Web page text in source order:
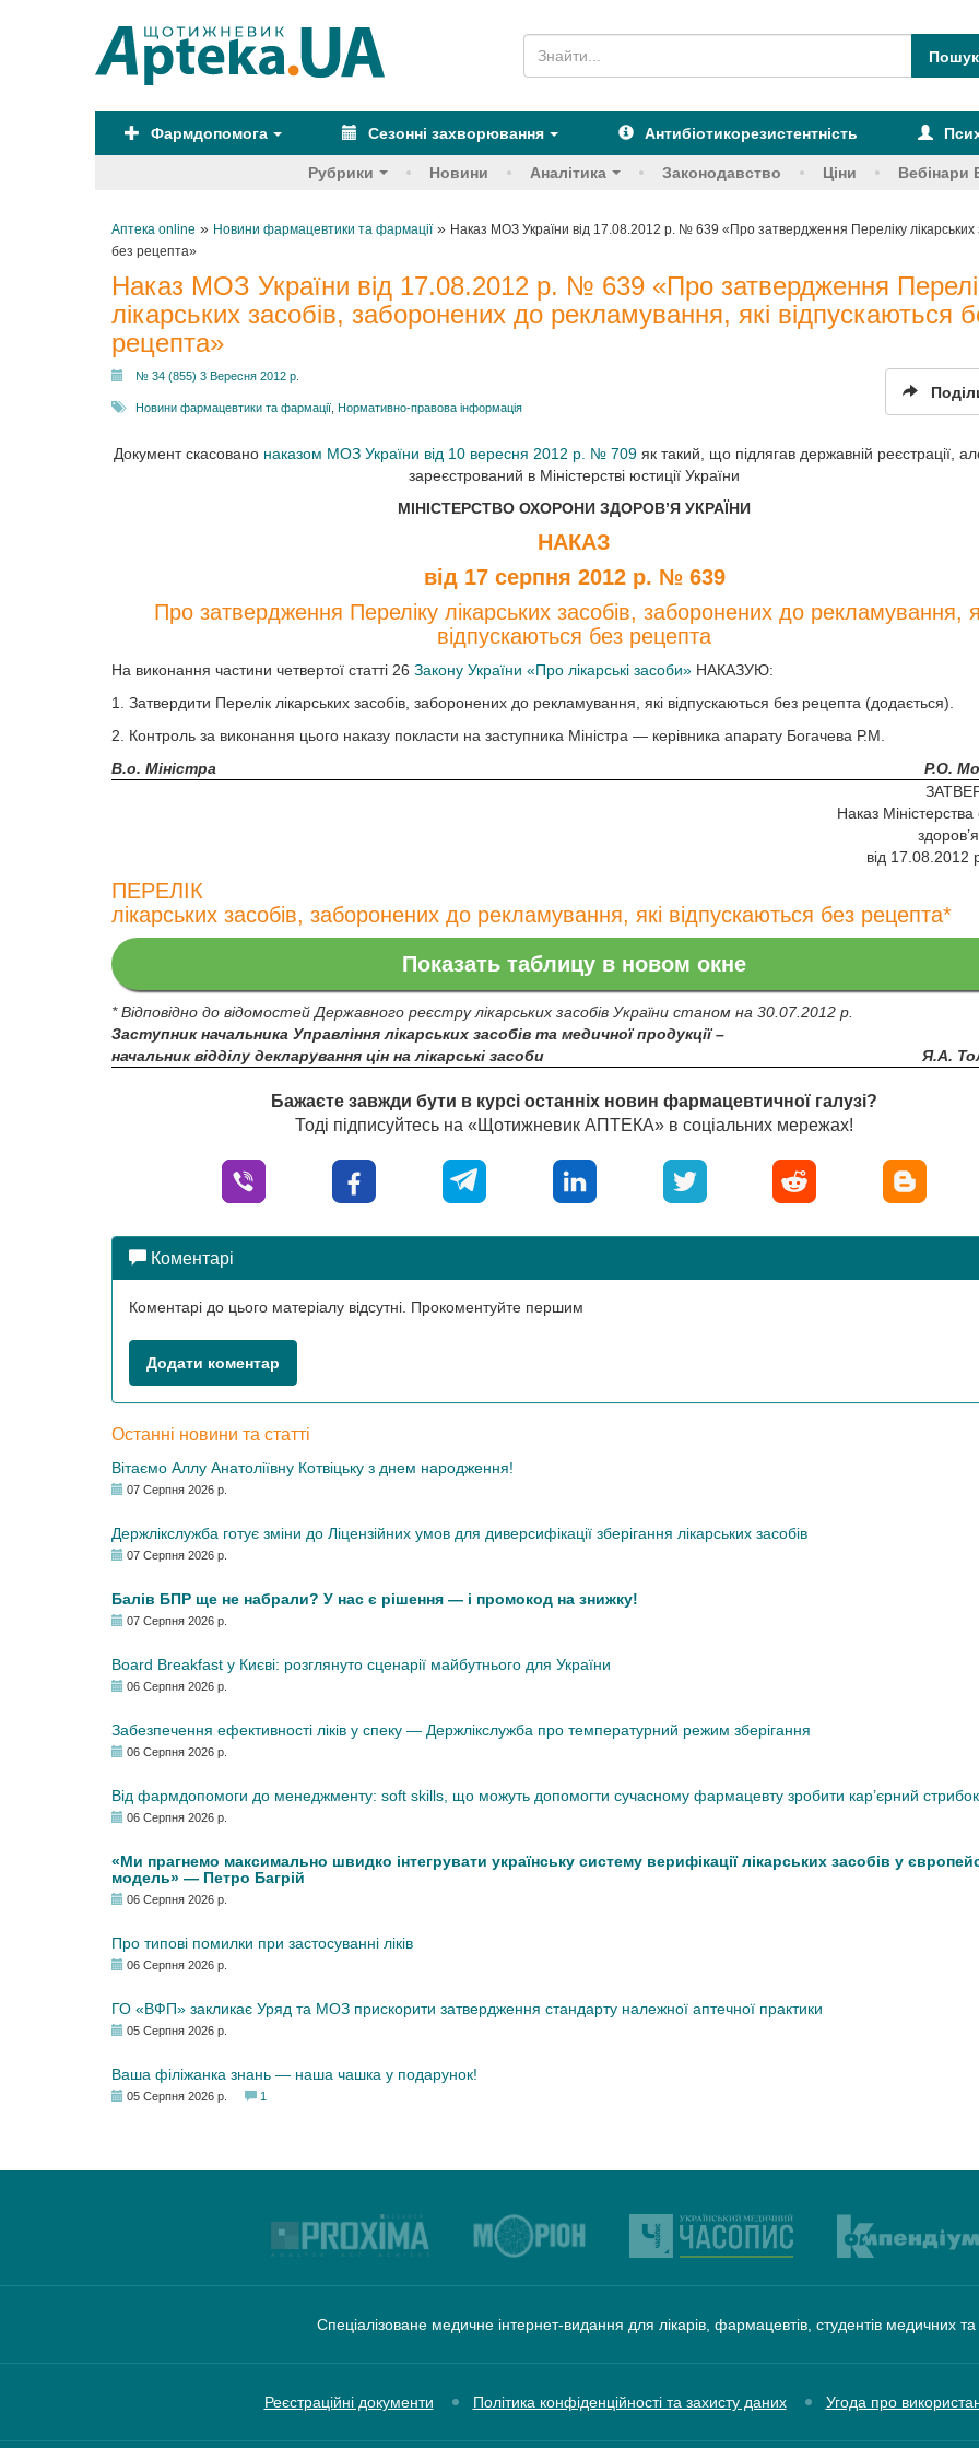
Фармдопомога Сезонні захворювання Антибіотикорезистентність
Рубрики Новини Аналітика Законодавство Ціни Вебінари
Аптека online » Новини фармацевтики та фармації» Наказ МОЗ України від 17.08.2012 р. № 639 «Про затвердження Переліку лікарських
без рецепта»
Наказ МОЗ України від 17.08.2012 р. № 639 «Про затвердження
лікарських засобів, заборонених до рекламування, які відпускаються
рецепта»
№ 34 (855) 3 Вересня 2012 р.
Новини фармацевтики та фармації Нормативно-правова інформація
Документ скасовано наказом МОЗ України від 10 вересня 2012 р. № 709як такий, що підлягав державній реєстрації,
зареєстрований в Міністерстві юстиції України
МІНІСТЕРСТВО ОХОРОНИ ЗДОРОВ’Я УКРАЇНИ
НАКАЗ
від 17 серпня 2012 р. № 639
Про затвердження Переліку лікарських засобів, заборонених до рекламування,
відпускаються без рецепта
На виконання частини четвертої статті 26 Закону України «Про лікарські засоби» НАКАЗУЮ:
1. Затвердити Перелік лікарських засобів, заборонених до рекламування, які відпускаються без рецепта (додається).
2. Контроль за виконання цього наказу покласти на заступника Міністра — керівника апарату Богачева Р.М.
В.о. Міністра
Р.О.
Наказ
від
ПЕРЕЛІК
лікарських засобів, заборонених до рекламування, які відпускаються без рецепта*
Показать таблицу в новом окне
* Відповідно до відомостей Державного реєстру лікарських засобів України станом на 30.07.2012 р.
Заступник начальника Управління лікарських засобів та медичної продукції –
начальник відділу декларування цін на лікарські засоби
Я.А.
Бажаєте завжди бути в курсі останніх новин фармацевтичної галузі?
Тоді підписуйтесь на «Щотижневик АПТЕКА» в соціальних мережах!
Коментарі
Коментарі до цього матеріалу відсутні. Прокоментуйте першим
Додати коментар
Останні новини та статті
Вітаємо Аллу Анатоліївну Котвіцьку з днем народження!
07 Серпня 2026 р.
Держлікслужба готує зміни до Ліцензійних умов для диверсифікації зберігання лікарських засобів
07 Серпня 2026 р.
Балів БПР ще не набрали? У нас є рішення — і промокод на знижку!
07 Серпня 2026 р.
Board Breakfast у Києві: розглянуто сценарії майбутнього для України
06 Серпня 2026 р.
Забезпечення ефективності ліків у спеку — Держлікслужба про температурний режим зберігання
06 Серпня 2026 р.
Від фармдопомоги до менеджменту: soft skills, що можуть допомогти сучасному фармацевту зробити кар’єрний стрибок
06 Серпня 2026 р.
«Ми прагнемо максимально швидко інтегрувати українську систему верифікації лікарських засобів у
модель» — Петро Багрій
06 Серпня 2026 р.
Про типові помилки при застосуванні ліків
06 Серпня 2026 р.
ГО «ВФП» закликає Уряд та МОЗ прискорити затвердження стандарту належної аптечної практики
05 Серпня 2026 р.
Ваша філіжанка знань — наша чашка у подарунок!
05 Серпня 2026 р. 1
Спеціалізоване медичне інтернет-видання для лікарів, фармацевтів, студентів медичних
Реєстраційні документи Політика конфіденційності та захисту даних Угода про